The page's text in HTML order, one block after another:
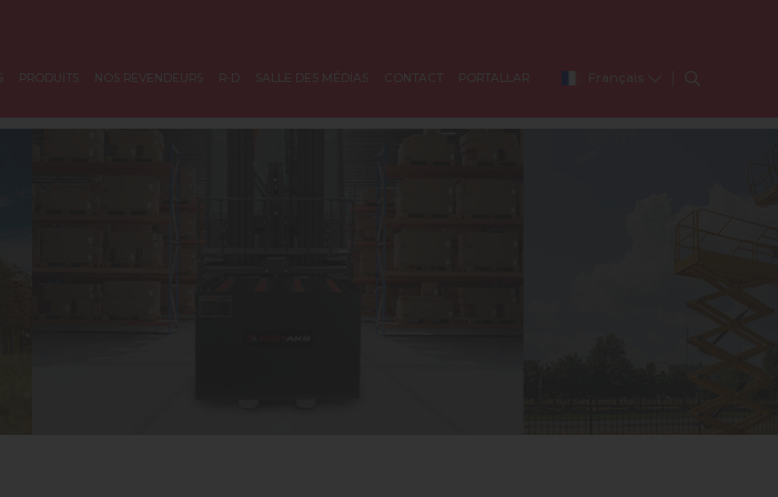
PRODUİTS NOS REVENDEURS R-D SALLE DES MÉDİAS CONTACT PORTALLAR Français